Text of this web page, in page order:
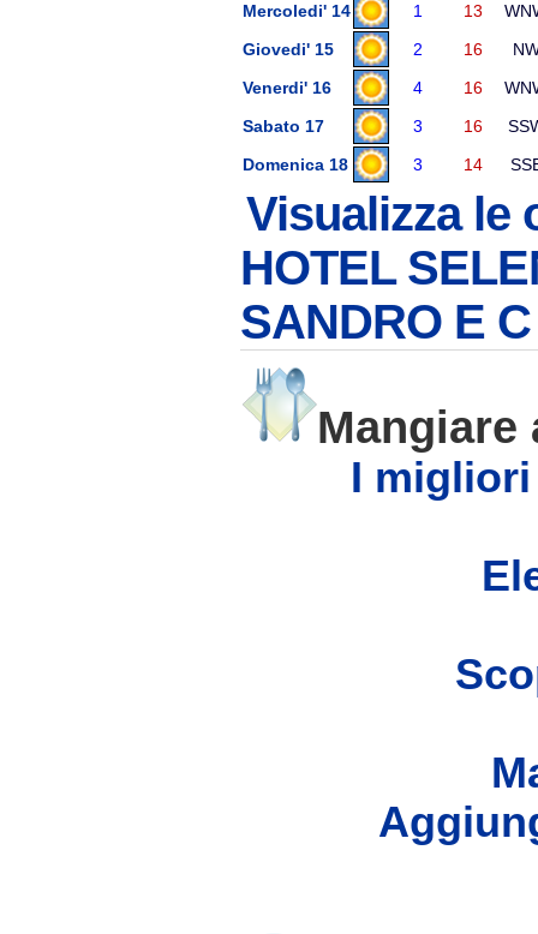
Mercoledi' 14
1 13
Giovedi' 15
2 16
Venerdi' 16
4 16
Sabato 17
3 16
Domenica 18
3 14
Visualizza le
HOTEL
SANDRO E C
Mangiare
I